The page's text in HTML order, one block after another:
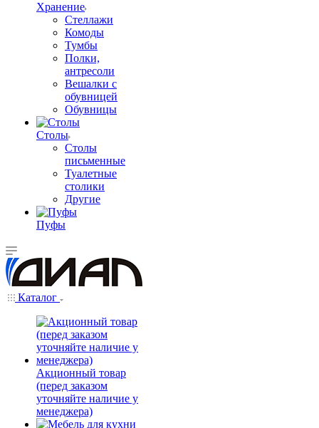
Хранение
Стеллажи
Комоды
Тумбы
Полки,
антресоли
Вешалки с
обувницей
Обувницы
Столы
Столы
письменные
Туалетные
столики
Другие
Пуфы
Каталог
Акционный товар
(перед заказом
уточняйте наличие у
менеджера)